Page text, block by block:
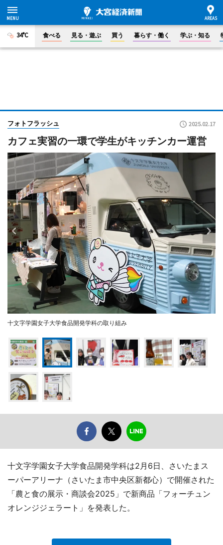
34°C 食べる 見る・遊ぶ 買う 暮らす・働く 学ぶ・知る
フォトフラッシュ 2025.02.17
カフェ実習の一環で学生がキッチンカー運営
十文字学園女子大学食品開発学科の取り組み
十文字学園女子大学食品開発学科は2月6日、さいたまス
ーパーアリーナ（さいたま市中央区新都心）で開催された
「農と食の展示・商談会2025」で新商品「フォーチュン
オレンジジェラート」を発表した。